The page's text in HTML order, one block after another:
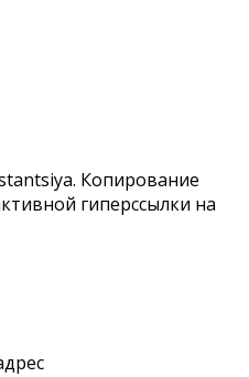
Копирование
гиперссылки на